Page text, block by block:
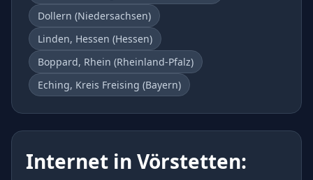
Dollern (Niedersachsen)
Linden, Hessen (Hessen)
Boppard, Rhein (Rheinland-Pfalz)
Eching, Kreis Freising (Bayern)
Internet in Vörstetten: